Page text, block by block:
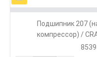
Подшипник 207
компрессор) /